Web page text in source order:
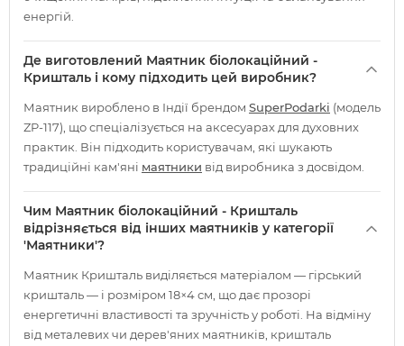
енергій.
Де виготовлений Маятник біолокаційний -
Кришталь і кому підходить цей виробник?
Маятник вироблено в Індії брендом SuperPodarki (модель
ZP-117), що спеціалізується на аксесуарах для духовних
практик. Він підходить користувачам, які шукають
традиційні кам'яні маятники від виробника з досвідом.
Чим Маятник біолокаційний - Кришталь
відрізняється від інших маятників у категорії
'Маятники'?
Маятник Кришталь виділяється матеріалом — гірський
кришталь — і розміром 18×4 см, що дає прозорі
енергетичні властивості та зручність у роботі. На відміну
від металевих чи дерев'яних маятників, кришталь